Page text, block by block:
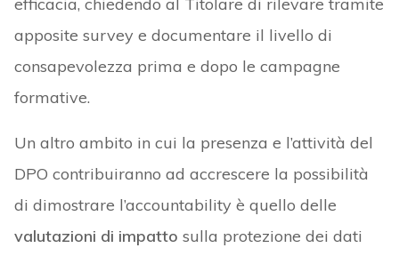
apposite survey e documentare il livello di
consapevolezza prima e dopo le campagne
formative.
Un altro ambito in cui la presenza e l’attività del
DPO contribuiranno ad accrescere la possibilità
di dimostrare l’accountability è quello delle
valutazioni di impatto sulla protezione dei dati